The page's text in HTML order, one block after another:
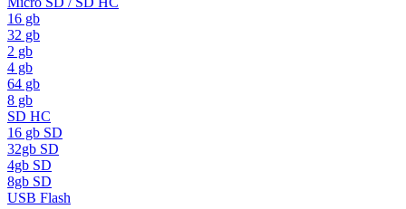
16 gb
32 gb
2 gb
4 gb
64 gb
8 gb
SD HC
16 gb SD
32gb SD
4gb SD
8gb SD
USB Flash